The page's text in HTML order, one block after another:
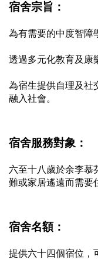
宿舍宗旨：
為有需要的中度智障
透過多元化教育及康
為宿生提供自理及社
融入社會。
宿舍服務對象：
六至十八歲於余李慕
難或家居遙遠而需要
宿舍名額：
提供六十四個宿位，